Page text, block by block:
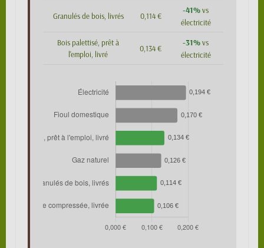
Granulés de bois, livrés 0,114 €
-41%vs
électricité
Bois palettisé, prêt à
l'emploi, livré
0,134 €
-31%vs
électricité